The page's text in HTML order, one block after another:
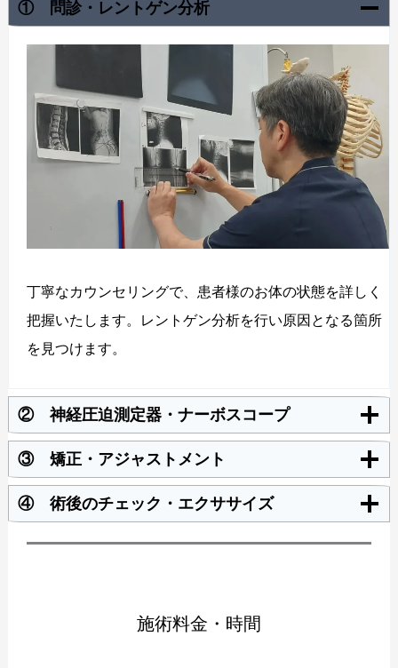
① 問診・レントゲン分析
丁寧なカウンセリングで、患者様のお体の状態を詳しく
把握いたします。レントゲン分析を行い原因となる箇所
を見つけます。
② 神経圧迫測定器・ナーボスコープ
③ 矯正・アジャストメント
④ 術後のチェック・エクササイズ
施術料金・時間